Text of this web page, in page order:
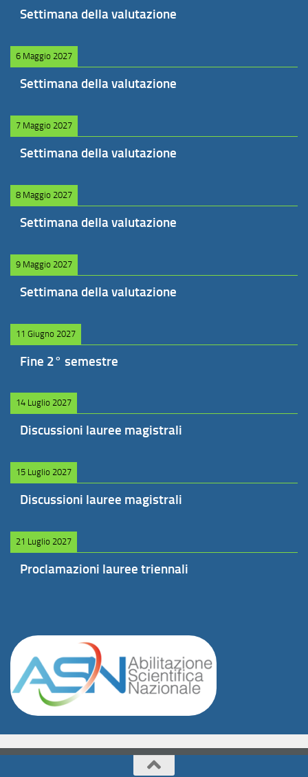
Settimana della valutazione
6 Maggio 2027
Settimana della valutazione
7 Maggio 2027
Settimana della valutazione
8 Maggio 2027
Settimana della valutazione
9 Maggio 2027
Settimana della valutazione
11 Giugno 2027
Fine 2° semestre
14 Luglio 2027
Discussioni lauree magistrali
15 Luglio 2027
Discussioni lauree magistrali
21 Luglio 2027
Proclamazioni lauree triennali